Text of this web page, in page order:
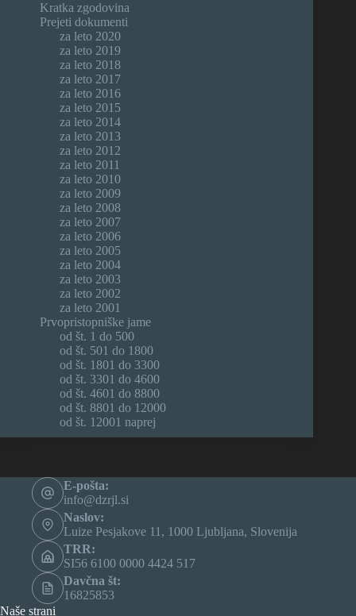
Kratka zgodovina
Prejeti dokumenti
za leto 2020
za leto 2019
za leto 2018
za leto 2017
za leto 2016
za leto 2015
za leto 2014
za leto 2013
za leto 2012
za leto 2011
za leto 2010
za leto 2009
za leto 2008
za leto 2007
za leto 2006
za leto 2005
za leto 2004
za leto 2003
za leto 2002
za leto 2001
Prvopristopniške jame
od št. 1 do 500
od št. 501 do 1800
od št. 1801 do 3300
od št. 3301 do 4600
od št. 4601 do 8800
od št. 8801 do 12000
od št. 12001 naprej
E-pošta:
info@dzrjl.si
Naslov:
Luize Pesjakove 11, 1000 Ljubljana, Slovenija
TRR:
SI56 6100 0000 4424 517
Davčna št:
16825853
Naše strani